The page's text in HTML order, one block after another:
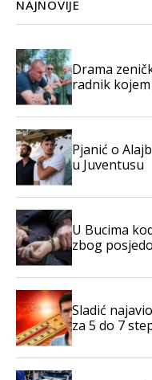
NAJNOVIJE
Drama
radnik
Pjanić o
u Juventusu
U Bucima
zbog
Sladić
za 5 do 7